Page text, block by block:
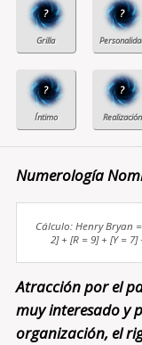
? ?
? ?
Numerología
Cálculo: Henry Bryan
2] + [R = 9] + [Y =
Atracción por el
muy interesado y
organización, el